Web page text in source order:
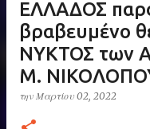
ΕΛΛΑΔΟΣ
βραβευμένο
ΝΥΚΤΟΣ των
Μ.
την Μαρτίου 02, 2022